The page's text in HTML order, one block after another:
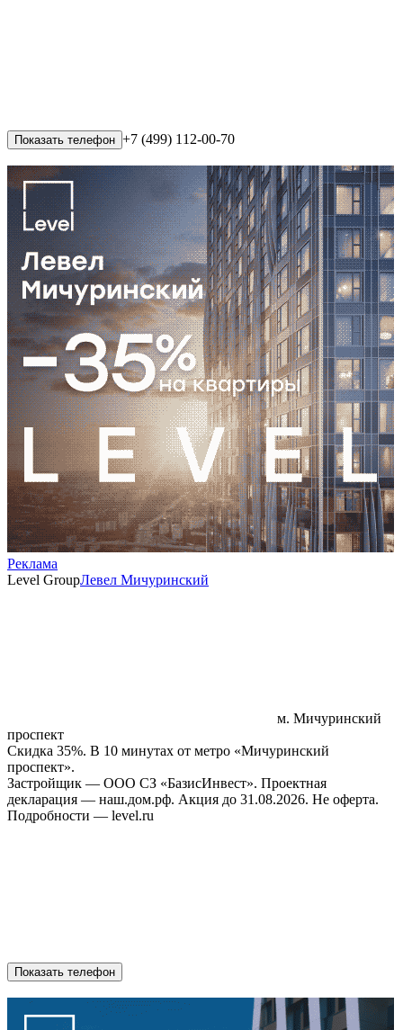
Показать телефон +7 (499) 112-00-70
Реклама
Level GroupЛевел Мичуринский
м. Мичуринский
проспект
Скидка 35%. В 10 минутах от метро «Мичуринский
проспект».
Застройщик — ООО СЗ «БазисИнвест». Проектная
декларация — наш.дом.рф. Акция до 31.08.2026. Не оферта.
Подробности — level.ru
Показать телефон